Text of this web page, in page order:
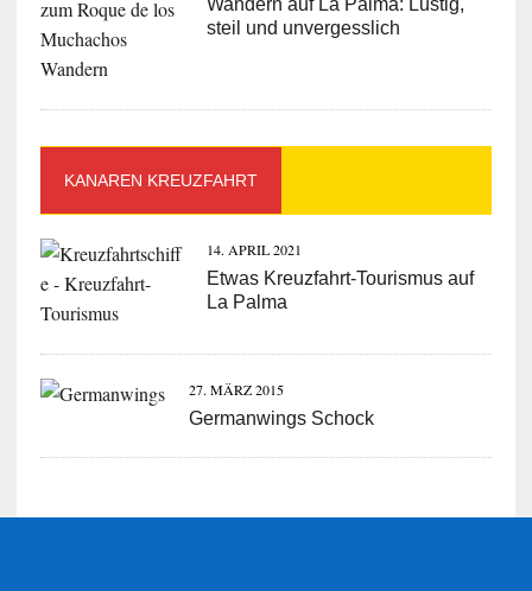
Wandern auf La Palma: Lustig,
steil und unvergesslich
KANAREN KREUZFAHRT
14. APRIL 2021
Etwas Kreuzfahrt-Tourismus auf
La Palma
27. MÄRZ 2015
Germanwings Schock